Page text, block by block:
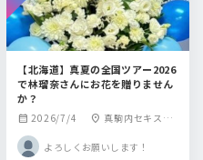
【北海道】真夏の全国ツアー2026
で林瑠奈さんにお花を贈りません
か？
calendar_month 2026/7/4 location_on 真駒内セキスイ
ーナ
よろしくお願いします！